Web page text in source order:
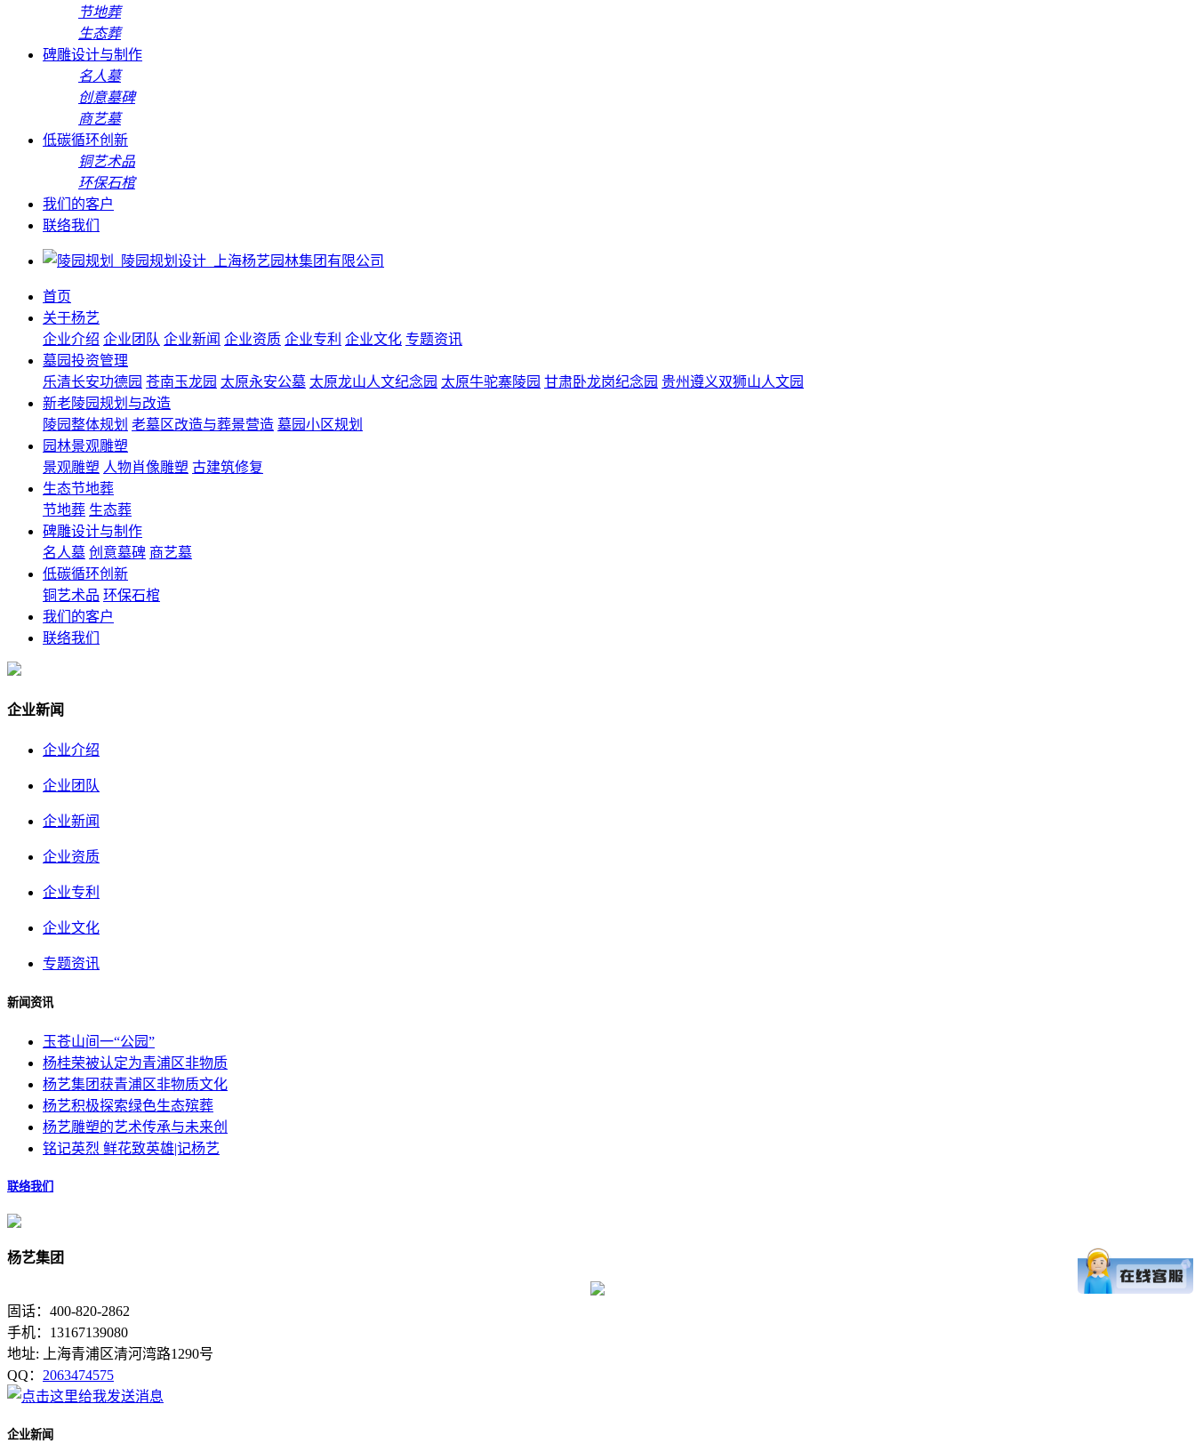
节地葬
生态葬
碑雕设计与制作
名人墓
创意墓碑
商艺墓
低碳循环创新
铜艺术品
环保石棺
我们的客户
联络我们
首页
关于杨艺
企业介绍 企业团队 企业新闻 企业资质 企业专利 企业文化 专题资讯
墓园投资管理
乐清长安功德园 苍南玉龙园 太原永安公墓 太原龙山人文纪念园 太原牛驼寨陵园 甘肃卧龙岗纪念园 贵州遵义双狮山人文园
新老陵园规划与改造
陵园整体规划 老墓区改造与葬景营造 墓园小区规划
园林景观雕塑
景观雕塑 人物肖像雕塑 古建筑修复
生态节地葬
节地葬 生态葬
碑雕设计与制作
名人墓 创意墓碑 商艺墓
低碳循环创新
铜艺术品 环保石棺
我们的客户
联络我们
企业新闻
企业介绍
企业团队
企业新闻
企业资质
企业专利
企业文化
专题资讯
新闻资讯
玉苍山间一“公园”
杨桂荣被认定为青浦区非物质
杨艺集团获青浦区非物质文化
杨艺积极探索绿色生态殡葬
杨艺雕塑的艺术传承与未来创
铭记英烈 鲜花致英雄|记杨艺
联络我们
杨艺集团
固话：400-820-2862
手机：13167139080
地址: 上海青浦区清河湾路1290号
QQ： 2063474575
企业新闻